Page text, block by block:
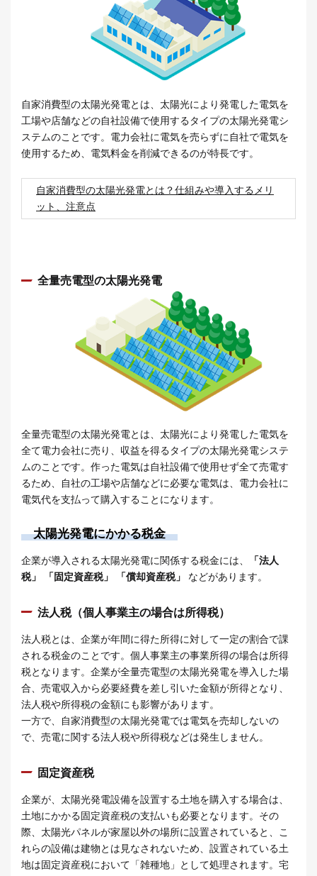
自家消費型の太陽光発電とは、太陽光により発電した電気を
工場や店舗などの自社設備で使用するタイプの太陽光発電シ
ステムのことです。電力会社に電気を売らずに自社で電気を
使用するため、電気料金を削減できるのが特長です。
自家消費型の太陽光発電とは？仕組みや導入するメリ
ット、注意点
全量売電型の太陽光発電
全量売電型の太陽光発電とは、太陽光により発電した電気を
全て電力会社に売り、収益を得るタイプの太陽光発電システ
ムのことです。作った電気は自社設備で使用せず全て売電す
るため、自社の工場や店舗などに必要な電気は、電力会社に
電気代を支払って購入することになります。
太陽光発電にかかる税金
企業が導入される太陽光発電に関係する税金には、
「法人
税」
「固定資産税」 「償却資産税」 などがあります。
法人税（個人事業主の場合は所得税）
法人税とは、企業が年間に得た所得に対して一定の割合で課
される税金のことです。個人事業主の事業所得の場合は所得
税となります。企業が全量売電型の太陽光発電を導入した場
合、売電収入から必要経費を差し引いた金額が所得となり、
法人税や所得税の金額にも影響があります。
一方で、自家消費型の太陽光発電では電気を売却しないの
で、売電に関する法人税や所得税などは発生しません。
固定資産税
企業が、太陽光発電設備を設置する土地を購入する場合は、
土地にかかる固定資産税の支払いも必要となります。その
際、太陽光パネルが家屋以外の場所に設置されていると、こ
れらの設備は建物とは見なされないため、設置されている土
地は固定資産税において「雑種地」として処理されます。宅